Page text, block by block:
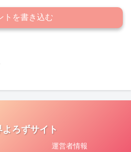
トを書き込む
ろずサイト
運営者情報